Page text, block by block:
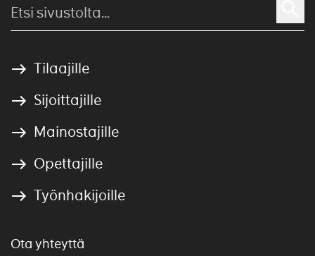
Tilaajille
Sijoittajille
Mainostajille
Opettajille
Työnhakijoille
Ota yhteyttä